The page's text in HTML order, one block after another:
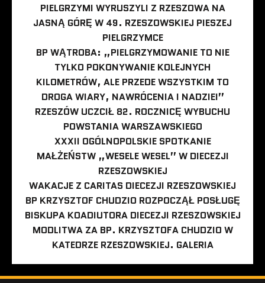
PIELGRZYMI WYRUSZYLI Z RZESZOWA NA
JASNĄ GÓRĘ W 49. RZESZOWSKIEJ PIESZEJ
PIELGRZYMCE
BP WĄTROBA: „PIELGRZYMOWANIE TO NIE
TYLKO POKONYWANIE KOLEJNYCH
KILOMETRÓW, ALE PRZEDE WSZYSTKIM TO
DROGA WIARY, NAWRÓCENIA I NADZIEI”
RZESZÓW UCZCIŁ 82. ROCZNICĘ WYBUCHU
POWSTANIA WARSZAWSKIEGO
XXXII OGÓLNOPOLSKIE SPOTKANIE
MAŁŻEŃSTW „WESELE WESEL” W DIECEZJI
RZESZOWSKIEJ
WAKACJE Z CARITAS DIECEZJI RZESZOWSKIEJ
BP KRZYSZTOF CHUDZIO ROZPOCZĄŁ POSŁUGĘ
BISKUPA KOADIUTORA DIECEZJI RZESZOWSKIEJ
MODLITWA ZA BP. KRZYSZTOFA CHUDZIO W
KATEDRZE RZESZOWSKIEJ. GALERIA